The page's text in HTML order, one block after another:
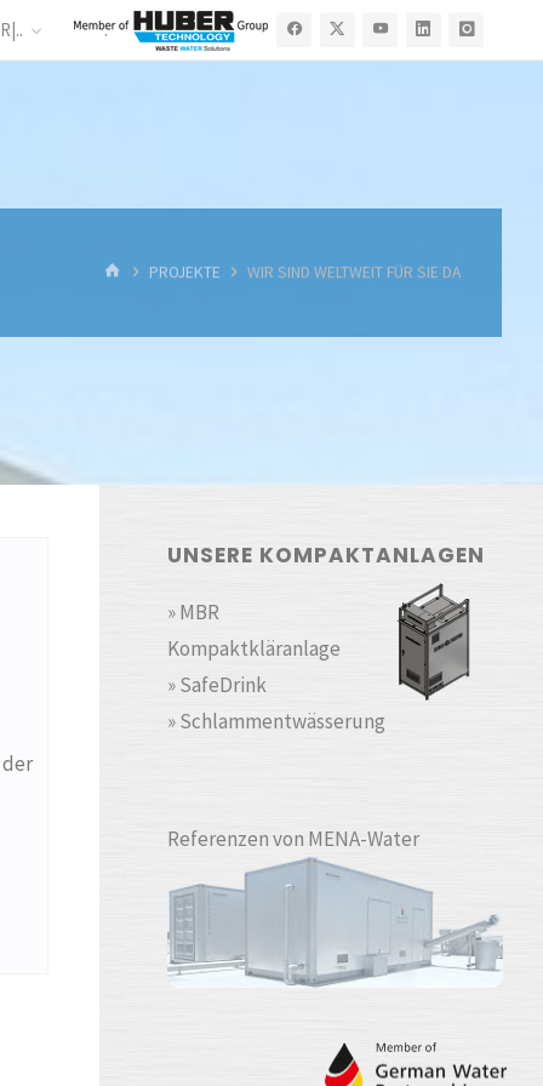
.
STARTPROJEKTE WIR SIND WELTWEIT FÜR SIE DA
UNSERE KOMPAKTANLAGEN
» MBR
Kompaktkläranlage
» SafeDrink
» Schlammentwässerung
Referenzen von MENA-Water